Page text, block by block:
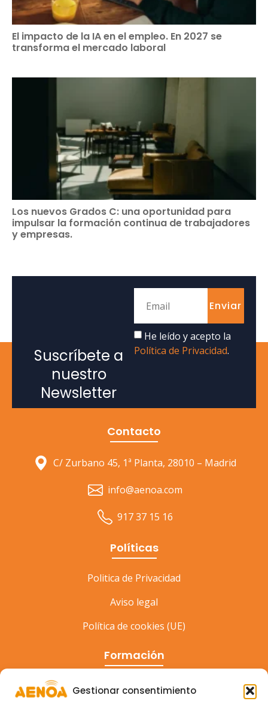
Gestionar consentimiento
El impacto de la IA en el empleo. En 2027 se
transforma el mercado laboral
Los nuevos Grados C: una oportunidad para
impulsar la formación continua de trabajadores
y empresas.
Suscríbete a
nuestro
Newsletter
He leído y acepto la
Política de Privacidad.
Enviar
Contacto
C/ Zurbano 45, 1ª Planta, 28010 – Madrid
info@aenoa.com
917 37 15 16
Políticas
Politica de Privacidad
Aviso legal
Política de cookies (UE)
Formación
Cursos